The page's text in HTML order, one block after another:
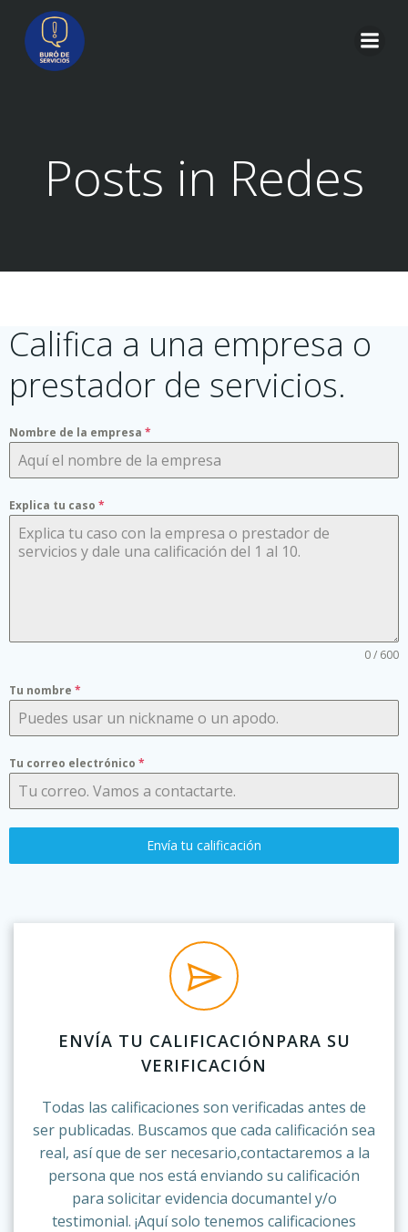
Posts in Redes
Califica a una empresa o
prestador de servicios.
Nombre de la empresa *
Explica tu caso *
0 / 600
Tu nombre *
Tu correo electrónico *
Envía tu calificación
ENVÍA TU CALIFICACIÓNPARA SU
VERIFICACIÓN
Todas las calificaciones son verificadas antes de
ser publicadas. Buscamos que cada calificación sea
real, así que de ser necesario,contactaremos a la
persona que nos está enviando su calificación
para solicitar evidencia documantel y/o
testimonial. ¡Aquí solo tenemos calificaciones